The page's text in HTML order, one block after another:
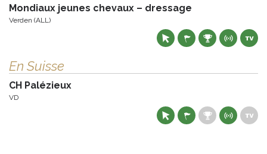
Mondiaux jeunes chevaux – dressage
Verden (ALL)
En Suisse
CH Palézieux
VD